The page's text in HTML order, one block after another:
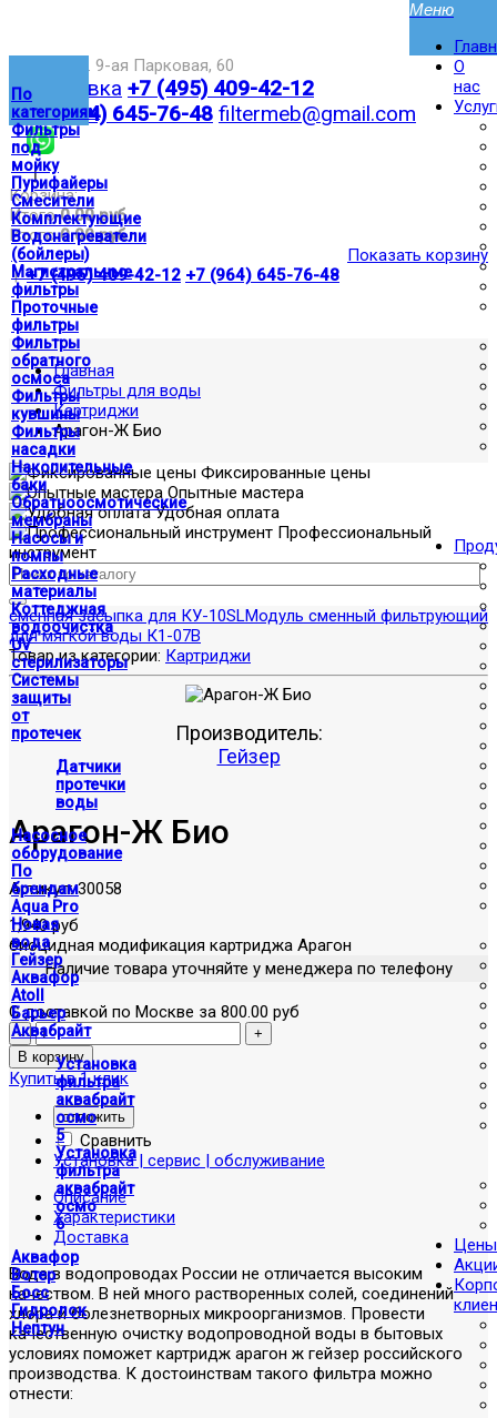
По
категориям
Фильтры
под
мойку
Пурифайеры
Смесители
Комплектующие
Водонагреватели
(бойлеры)
Магистральные
фильтры
Проточные
фильтры
Фильтры
обратного
осмоса
Фильтры
кувшины
Фильтры
насадки
Накопительные
баки
Обратноосмотические
мембраны
Насосы и
помпы
Расходные
материалы
Коттеджная
водоочистка
UV
стерилизаторы
Системы
защиты
от
протечек
Датчики
протечки
воды
Насосное
оборудование
По
брендам
Aqua Pro
Новая
вода
Гейзер
Аквафор
Atoll
Барьер
Аквабрайт
Установка
фильтра
аквабрайт
осмо
5
Установка
фильтра
аквабрайт
осмо
6
Аквафор
Вотер
Босс
Гидролок
Нептун
Москва,ул. 9-ая Парковая, 60
Доставка +7 (495) 409-42-12
+7 (964) 645-76-48 filtermeb@gmail.com
|
Корзина:
Итого0.00 руб
Итого0.00 руб
Показать корзину
| +7 (495) 409-42-12 +7 (964) 645-76-48
О
нас
Цены
Главная
Фильтры для воды
Картриджи
Арагон-Ж Био
Фиксированные цены
Опытные мастера
Удобная оплата
Профессиональный
инструмент
сменная засыпка для КУ-10SLМодуль сменный фильтрующий
для мягкой воды К1-07В
Товар из категории: Картриджи
Производитель:
Гейзер
Арагон-Ж Био
Артикул:30058
1,940 руб
биоцидная модификация картриджа Арагон
Наличие товара уточняйте у менеджера по телефону
С доставкой по Москве за 800.00 руб
Купить в 1 клик
отложить
Сравнить
Установка | сервис | обслуживание
Описание
Характеристики
Доставка
Вода в водопроводах России не отличается высоким
качеством. В ней много растворенных солей, соединений
хлора и болезнетворных микроорганизмов. Провести
качественную очистку водопроводной воды в бытовых
условиях поможет картридж арагон ж гейзер российского
производства. К достоинствам такого фильтра можно
отнести: